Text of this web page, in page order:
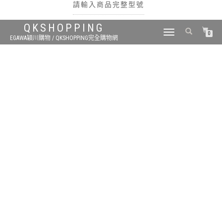
請輸入商品完整型號
QKSHOPPING
EGAWA穎川購物 / QKSHOPPING完全購物網
TOGGLE
0